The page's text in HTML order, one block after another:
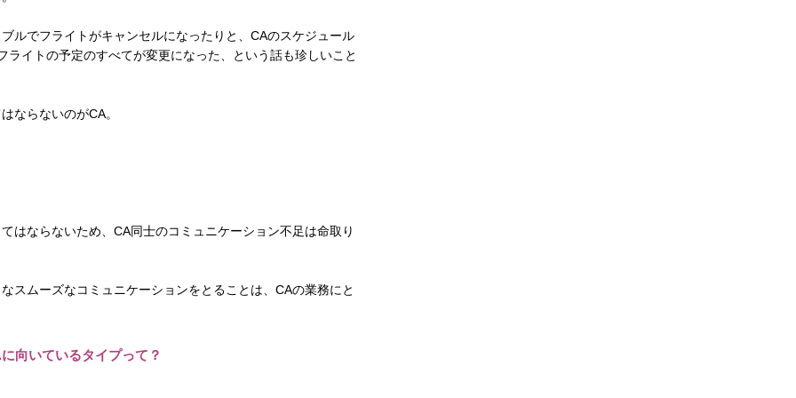
ルでフライトがキャンセルになったりと、CAのスケジュール
イトの予定のすべてが変更になった、という話も珍しいこと
ならないのがCA。
はならないため、CA同士のコミュニケーション不足は命取り
スムーズなコミュニケーションをとることは、CAの業務にと
向いているタイプって？